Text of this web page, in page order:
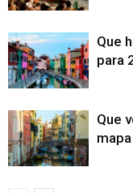
Que
para
Que